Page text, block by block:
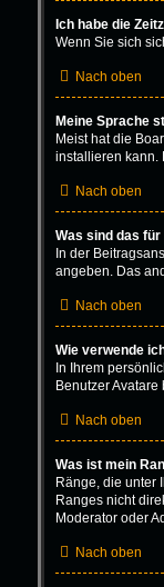
Ich habe die
Wenn Sie sich
Nach oben
Meine Sprache
Meist hat die
installieren kann.
Nach oben
Was sind das
In der
angeben. Das
Nach oben
Wie verwende
In Ihrem
Benutzer
Nach oben
Was ist mein
Ränge, die unter
Ranges nicht
Moderator oder
Nach oben